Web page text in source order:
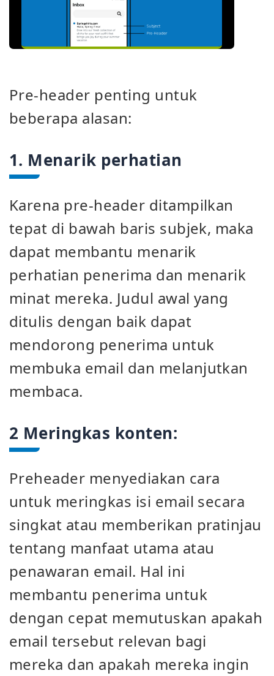
Pre-header penting untuk
beberapa alasan:
1. Menarik perhatian
Karena pre-header ditampilkan
tepat di bawah baris subjek, maka
dapat membantu menarik
perhatian penerima dan menarik
minat mereka. Judul awal yang
ditulis dengan baik dapat
mendorong penerima untuk
membuka email dan melanjutkan
membaca.
2 Meringkas konten:
Preheader menyediakan cara
untuk meringkas isi email secara
singkat atau memberikan pratinjau
tentang manfaat utama atau
penawaran email. Hal ini
membantu penerima untuk
dengan cepat memutuskan apakah
email tersebut relevan bagi
mereka dan apakah mereka ingin